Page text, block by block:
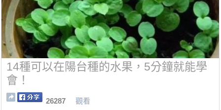
14種可以在陽台種的水果，5分鐘就能學
會！
26287 觀看